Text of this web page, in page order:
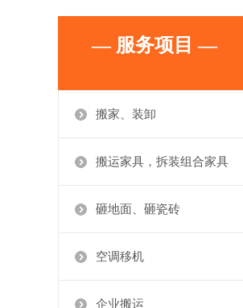
— 服务项目 —
搬家、装卸
搬运家具，拆装组合家具
砸地面、砸瓷砖
空调移机
企业搬运